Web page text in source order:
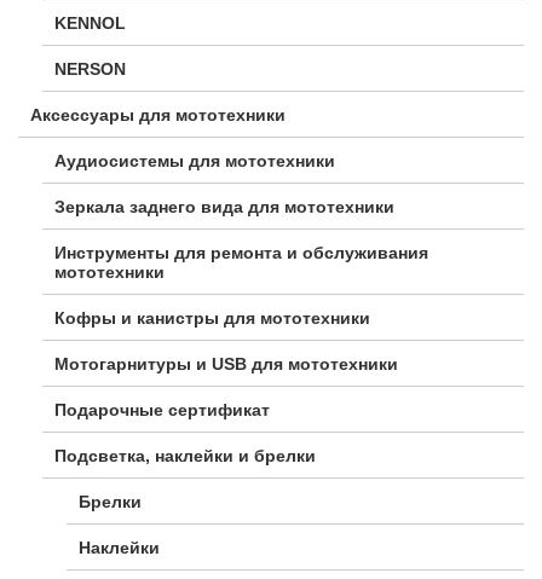
KENNOL
NERSON
Аксессуары для мототехники
Аудиосистемы для мототехники
Зеркала заднего вида для мототехники
Инструменты для ремонта и обслуживания
мототехники
Кофры и канистры для мототехники
Мотогарнитуры и USB для мототехники
Подарочные сертификат
Подсветка, наклейки и брелки
Брелки
Наклейки